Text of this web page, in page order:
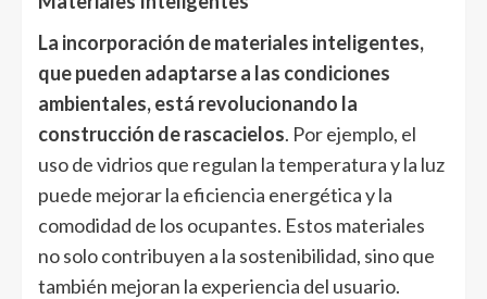
La incorporación de materiales inteligentes,
que pueden adaptarse a las condiciones
ambientales, está revolucionando la
construcción de rascacielos. Por ejemplo, el
uso de vidrios que regulan la temperatura y la luz
puede mejorar la eficiencia energética y la
comodidad de los ocupantes. Estos materiales
no solo contribuyen a la sostenibilidad, sino que
también mejoran la experiencia del usuario.